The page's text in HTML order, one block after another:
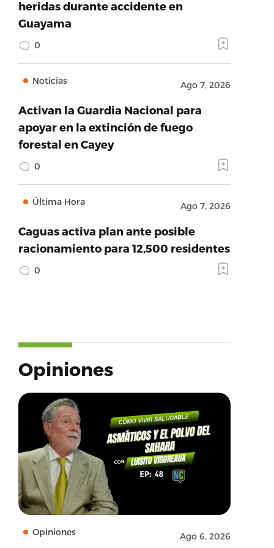
heridas durante accidente en
Guayama
0
Noticias Ago 7, 2026
Activan la Guardia Nacional para
apoyar en la extinción de fuego
forestal en Cayey
0
Última Hora Ago 7, 2026
Caguas activa plan ante posible
racionamiento para 12,500 residentes
0
Opiniones
Opiniones Ago 6, 2026